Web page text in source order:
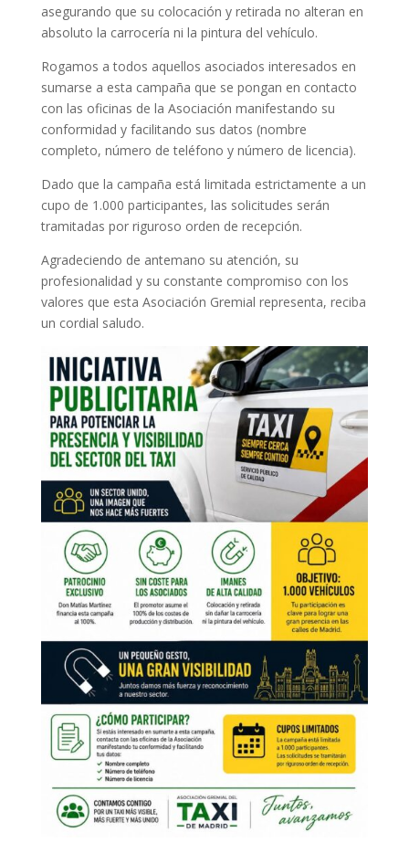
asegurando que su colocación y retirada no alteran en
absoluto la carrocería ni la pintura del vehículo.
Rogamos a todos aquellos asociados interesados en
sumarse a esta campaña que se pongan en contacto
con las oficinas de la Asociación manifestando su
conformidad y facilitando sus datos (nombre
completo, número de teléfono y número de licencia).
Dado que la campaña está limitada estrictamente a un
cupo de 1.000 participantes, las solicitudes serán
tramitadas por riguroso orden de recepción.
Agradeciendo de antemano su atención, su
profesionalidad y su constante compromiso con los
valores que esta Asociación Gremial representa, reciba
un cordial saludo.